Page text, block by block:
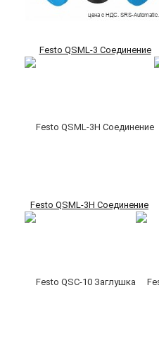
Festo QSML-3 Соединение
Festo QSML-3H Соединение